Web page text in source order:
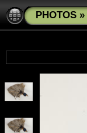
PHOTOS »